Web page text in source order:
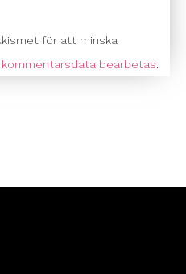
för att minska
kommentarsdata bearbetas.